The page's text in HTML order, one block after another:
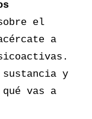
el
a
y
vas a